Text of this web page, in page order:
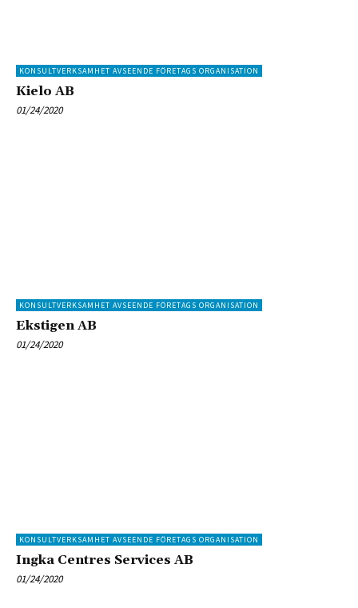
KONSULTVERKSAMHET AVSEENDE FÖRETAGS ORGANISATION
Kielo AB
01/24/2020
KONSULTVERKSAMHET AVSEENDE FÖRETAGS ORGANISATION
Ekstigen AB
01/24/2020
KONSULTVERKSAMHET AVSEENDE FÖRETAGS ORGANISATION
Ingka Centres Services AB
01/24/2020